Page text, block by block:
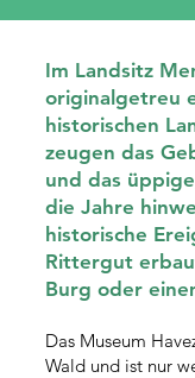
Im Landsitz
originalgetreu
historischen
zeugen das
und das
die Jahre
historische
Rittergut
Burg oder
Das Museum
Wald und ist nur